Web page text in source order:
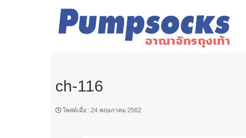
ch-116
โพสต์เมื่อ : 24 พฤษภาคม 2562